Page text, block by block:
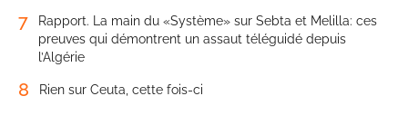
7
Rapport. La main du «Système» sur Sebta et Melilla: ces
preuves qui démontrent un assaut téléguidé depuis
l’Algérie
8 Rien sur Ceuta, cette fois-ci